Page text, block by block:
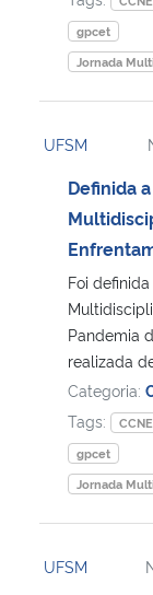
Banco Central do Brasil
Planalto
gpcet
Jornada
UFSM
Definida
Foi
Pandemia
realizada
Categoria:
Tags:
CCNE
gpcet
Jornada
UFSM